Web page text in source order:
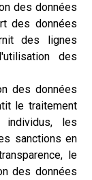
des données
des données
des lignes
des
des données
le traitement
les
sanctions en
le
des données